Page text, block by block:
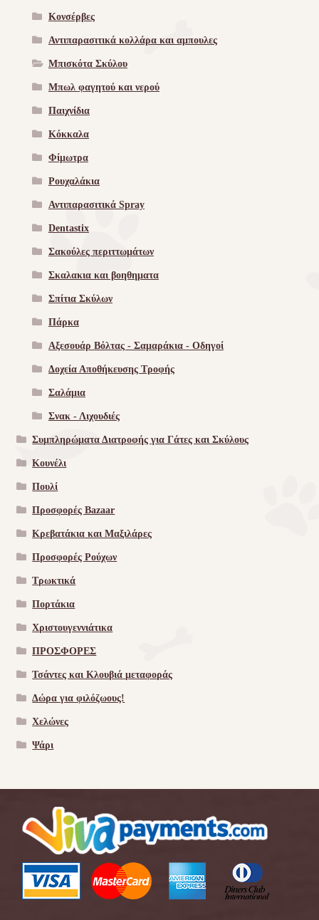
Κονσέρβες
Αντιπαρασιτικά κολλάρα και αμπουλες
Μπισκότα Σκύλου
Μπωλ φαγητού και νερού
Παιχνίδια
Κόκκαλα
Φίμωτρα
Ρουχαλάκια
Αντιπαρασιτικά Spray
Dentastix
Σακούλες περιττωμάτων
Σκαλακια και βοηθηματα
Σπίτια Σκύλων
Πάρκα
Αξεσουάρ Βόλτας - Σαμαράκια - Οδηγοί
Δοχεία Αποθήκευσης Τροφής
Σαλάμια
Σνακ - Λιχουδιές
Συμπληρώματα Διατροφής για Γάτες και Σκύλους
Κουνέλι
Πουλί
Προσφορές Bazaar
Κρεβατάκια και Μαξιλάρες
Προσφορές Ρούχων
Τρωκτικά
Πορτάκια
Χριστουγεννιάτικα
ΠΡΟΣΦΟΡΕΣ
Τσάντες και Κλουβιά μεταφοράς
Δώρα για φιλόζωους!
Χελώνες
Ψάρι